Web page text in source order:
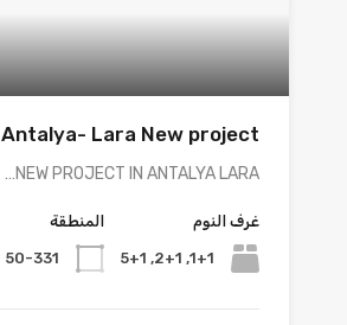
Antalya- Lara New project
NEW PROJECT IN ANTALYA LARA…
غرف النوم
1+1, 2+1, 5+1
المنطقة
50-331